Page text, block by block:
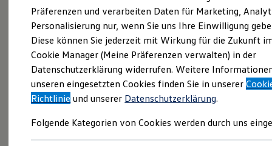
SUV und CUV
Familienautos
Kombis
Kompaktwagen
Sportwagen
Schnell verfügbare Fahrzeuge
Angebote und Produkte
Aktuelle Angebote
E-Auto-Förderung
Volkswagen Marktplatz
Junge Gebrauchtwagen und Gebrauchtwagen
Präferenzen und verarbeiten Daten für Marketing,
Personalisierung nur, wenn Sie uns Ihre Einwilligung
Diese können Sie jederzeit mit Wirkung für die Zukunft
Cookie Manager (Meine Präferenzen verwalten) in der
Datenschutzerklärung widerrufen. Weitere
unseren eingesetzten Cookies finden Sie in unserer
Richtlinie und unserer Datenschutzerklärung.
Folgende Kategorien von Cookies werden durch uns